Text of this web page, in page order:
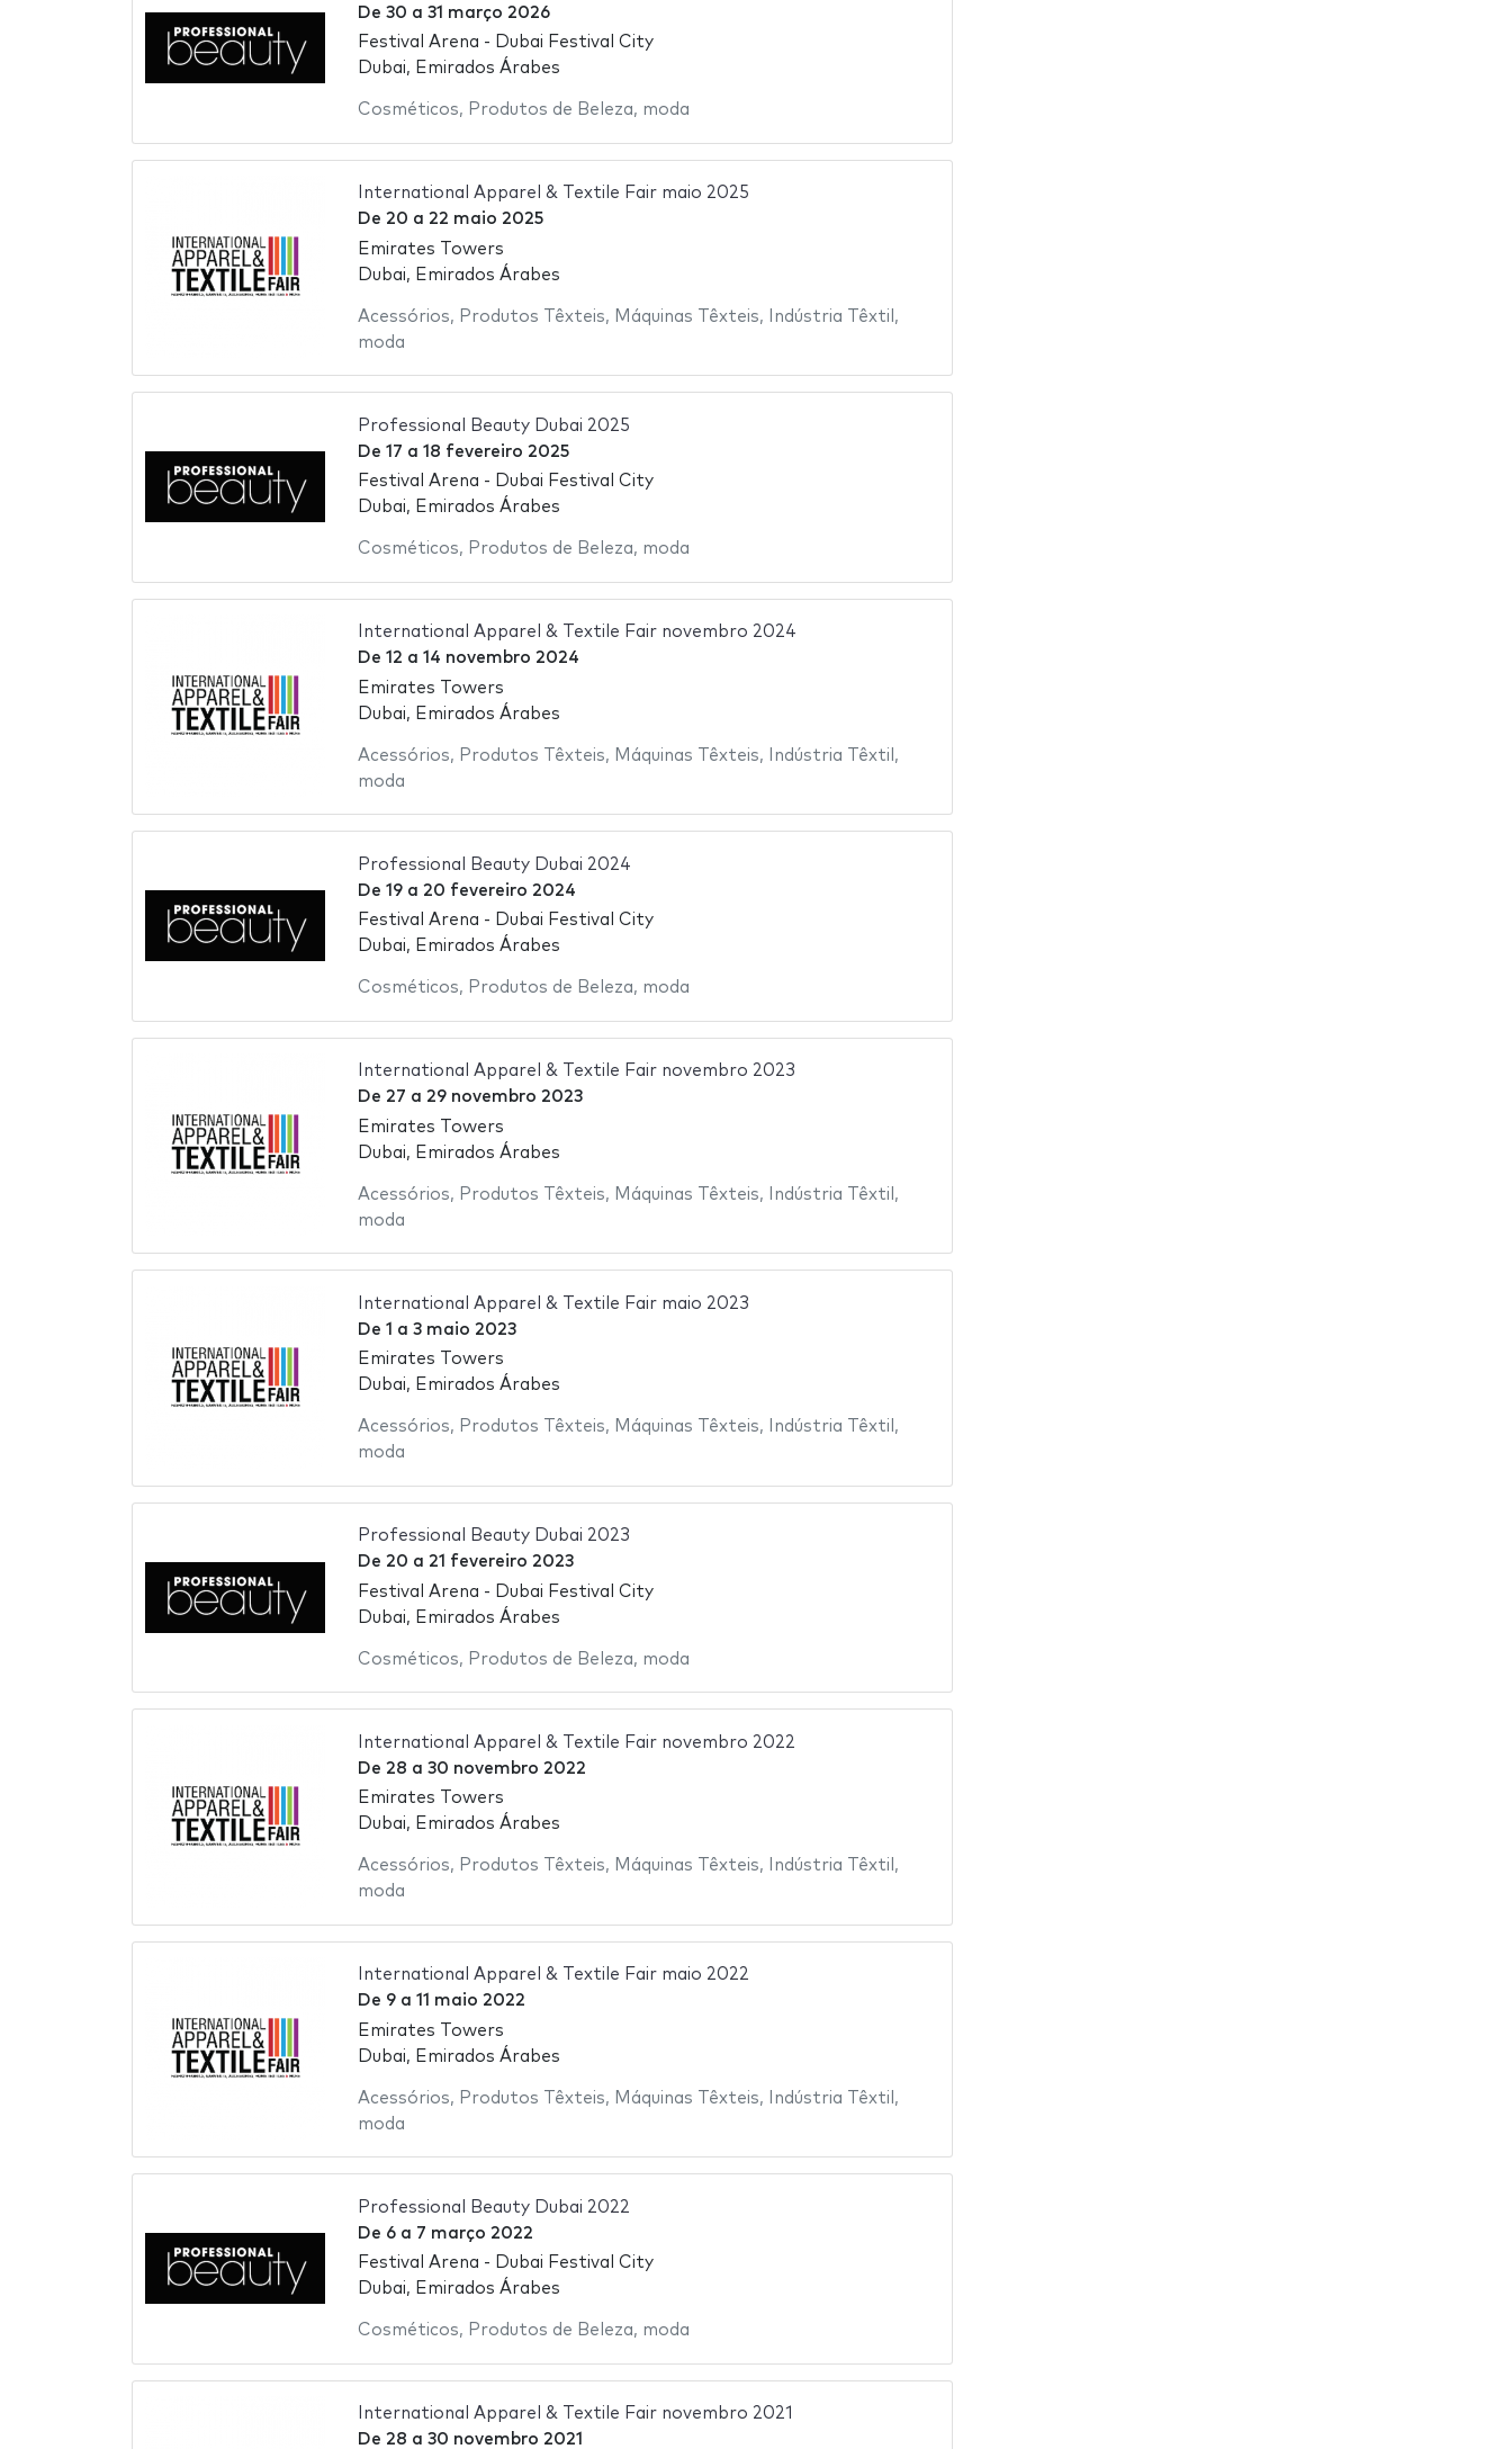
De 30 a 31 março 2026
Festival Arena - Dubai Festival City
Dubai, Emirados Árabes
Cosméticos, Produtos de Beleza, moda
International Apparel & Textile Fair maio 2025
De 20 a 22 maio 2025
Emirates Towers
Dubai, Emirados Árabes
Acessórios, Produtos Têxteis, Máquinas Têxteis, Indústria Têxtil ,
moda
Professional Beauty Dubai 2025
De 17 a 18 fevereiro 2025
Festival Arena - Dubai Festival City
Dubai, Emirados Árabes
Cosméticos, Produtos de Beleza, moda
International Apparel & Textile Fair novembro 2024
De 12 a 14 novembro 2024
Emirates Towers
Dubai, Emirados Árabes
Acessórios, Produtos Têxteis, Máquinas Têxteis, Indústria Têxtil ,
moda
Professional Beauty Dubai 2024
De 19a 20 fevereiro 2024
Festival Arena - Dubai Festival City
Dubai, Emirados Árabes
Cosméticos, Produtos de Beleza, moda
International Apparel & Textile Fair novembro 2023
De 27 a 29 novembro 2023
Emirates Towers
Dubai, Emirados Árabes
Acessórios, Produtos Têxteis, Máquinas Têxteis, Indústria Têxtil ,
moda
International Apparel & Textile Fair maio 2023
De 1 a 3 maio 2023
Emirates Towers
Dubai, Emirados Árabes
Acessórios, Produtos Têxteis, Máquinas Têxteis, Indústria Têxtil ,
moda
Professional Beauty Dubai 2023
De 20 a 21 fevereiro 2023
Festival Arena - Dubai Festival City
Dubai, Emirados Árabes
Cosméticos, Produtos de Beleza, moda
International Apparel & Textile Fair novembro 2022
De 28 a 30 novembro 2022
Emirates Towers
Dubai, Emirados Árabes
Acessórios, Produtos Têxteis, Máquinas Têxteis, Indústria Têxtil ,
moda
International Apparel & Textile Fair maio 2022
De 9a 11 maio 2022
Emirates Towers
Dubai, Emirados Árabes
Acessórios, Produtos Têxteis, Máquinas Têxteis, Indústria Têxtil ,
moda
Professional Beauty Dubai 2022
De 6a 7 março 2022
Festival Arena - Dubai Festival City
Dubai, Emirados Árabes
Cosméticos, Produtos de Beleza, moda
International Apparel & Textile Fair novembro 2021
De 28 a 30 novembro 2021